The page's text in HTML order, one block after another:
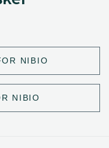
NIBIO
NIBIO